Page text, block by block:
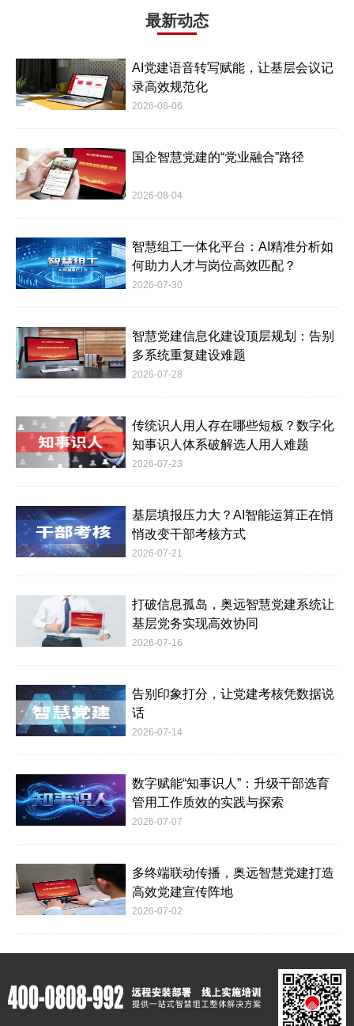
最新动态
AI党建语音转写赋能，让基层会议记
录高效规范化
2026-08-06
国企智慧党建的“党业融合”路径
2026-08-04
智慧组工一体化平台：AI精准分析如
何助力人才与岗位高效匹配？
2026-07-30
智慧党建信息化建设顶层规划：告别
多系统重复建设难题
2026-07-28
传统识人用人存在哪些短板？数字化
知事识人体系破解选人用人难题
2026-07-23
基层填报压力大？AI智能运算正在悄
悄改变干部考核方式
2026-07-21
打破信息孤岛，奥远智慧党建系统让
基层党务实现高效协同
2026-07-16
告别印象打分，让党建考核凭数据说
话
2026-07-14
数字赋能“知事识人”：升级干部选育
管用工作质效的实践与探索
2026-07-07
多终端联动传播，奥远智慧党建打造
高效党建宣传阵地
2026-07-02